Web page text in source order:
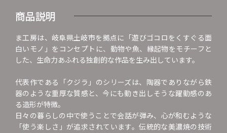
商品説明
ま工房は、岐阜県土岐市を拠点に「遊びゴコロをくすぐる面
白いモノ」をコンセプトに、動物や魚、縁起物をモチーフと
した、生命力あふれる独創的な作品を生み出しています。
代表作である「クジラ」のシリーズは、陶器でありながら鉄
器のような重厚な質感と、今にも動き出しそうな躍動感のあ
る造形が特徴。
日々の暮らしの中で使うことで会話が弾み、心が和むような
「使う楽しさ」が追求されています。伝統的な美濃焼の技術